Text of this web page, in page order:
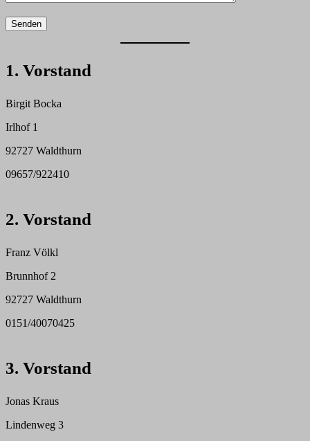
1. Vorstand
Birgit Bocka
Irlhof 1
92727 Waldthurn
09657/922410
2. Vorstand
Franz Völkl
Brunnhof 2
92727 Waldthurn
0151/40070425
3. Vorstand
Jonas Kraus
Lindenweg 3